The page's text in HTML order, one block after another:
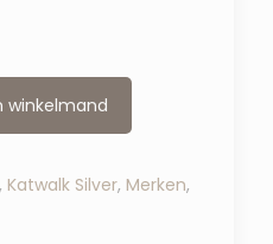
winkelmand
, Katwalk Silver, Merken,